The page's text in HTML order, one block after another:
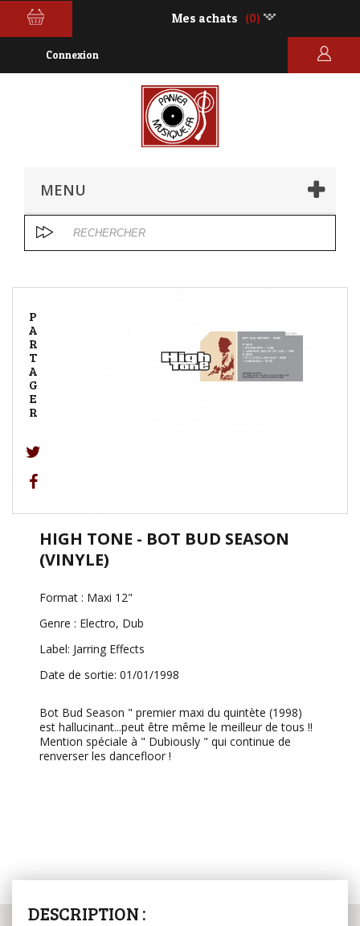
Mes achats (0)
Connexion
MENU
P
A
R
T
A
G
E
R
HIGH TONE - BOT BUD SEASON
(VINYLE)
Format : Maxi 12"
Genre : Electro, Dub
Label: Jarring Effects
Date de sortie: 01/01/1998
Bot Bud Season " premier maxi du quintète (1998)
est hallucinant...peut être même le meilleur de tous !!
Mention spéciale à " Dubiously " qui continue de
renverser les dancefloor !
DESCRIPTION :